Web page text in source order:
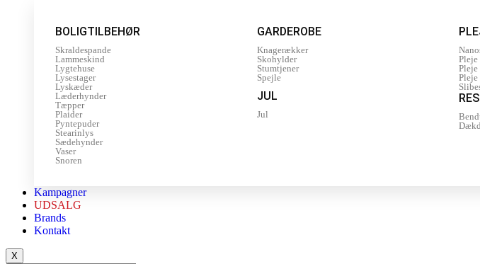
BOLIGTILBEHØR
Skraldespande
Lammeskind
Lygtehuse
Lysestager
Lyskæder
Læderhynder
Tæpper
Plaider
Pyntepuder
Stearinlys
Sædehynder
Vaser
Snoren
GARDEROBE
Knagerækker
Skohylder
Stumtjener
Spejle
JUL
Jul
Kampagner
UDSALG
Brands
Kontakt
X